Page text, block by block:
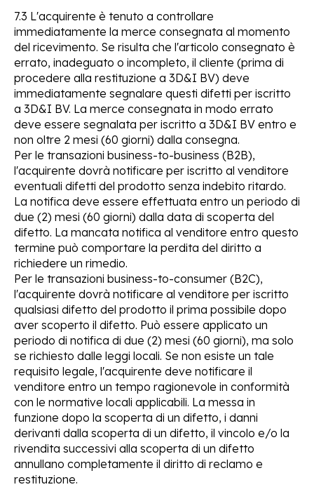
7.3 L'acquirente è tenuto a controllare
immediatamente la merce consegnata al momento
del ricevimento. Se risulta che l'articolo consegnato è
errato, inadeguato o incompleto, il cliente (prima di
procedere alla restituzione a 3D&I BV) deve
immediatamente segnalare questi difetti per iscritto
a 3D&I BV. La merce consegnata in modo errato
deve essere segnalata per iscritto a 3D&I BV entro e
non oltre 2 mesi (60 giorni) dalla consegna.
Per le transazioni business-to-business (B2B),
l'acquirente dovrà notificare per iscritto al venditore
eventuali difetti del prodotto senza indebito ritardo.
La notifica deve essere effettuata entro un periodo di
due (2) mesi (60 giorni) dalla data di scoperta del
difetto. La mancata notifica al venditore entro questo
termine può comportare la perdita del diritto a
richiedere un rimedio.
Per le transazioni business-to-consumer (B2C),
l'acquirente dovrà notificare al venditore per iscritto
qualsiasi difetto del prodotto il prima possibile dopo
aver scoperto il difetto. Può essere applicato un
periodo di notifica di due (2) mesi (60 giorni), ma solo
se richiesto dalle leggi locali. Se non esiste un tale
requisito legale, l'acquirente deve notificare il
venditore entro un tempo ragionevole in conformità
con le normative locali applicabili. La messa in
funzione dopo la scoperta di un difetto, i danni
derivanti dalla scoperta di un difetto, il vincolo e/o la
rivendita successivi alla scoperta di un difetto
annullano completamente il diritto di reclamo e
restituzione.